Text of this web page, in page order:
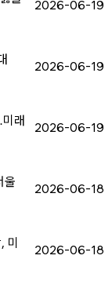
2026-06-19
2026-06-19
래
2026-06-19
울
2026-06-18
미
2026-06-18